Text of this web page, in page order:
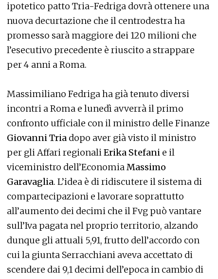
ipotetico patto Tria-Fedriga dovrà ottenere una
nuova decurtazione che il centrodestra ha
promesso sarà maggiore dei 120 milioni che
l’esecutivo precedente è riuscito a strappare
per 4 anni a Roma.
Massimiliano Fedriga ha già tenuto diversi
incontri a Roma e lunedì avverrà il primo
confronto ufficiale con il ministro delle Finanze
Giovanni Tria dopo aver già visto il ministro
per gli Affari regionaliErika Stefani e il
viceministro dell’EconomiaMassimo
Garavaglia. L’idea è di ridiscutere il sistema di
compartecipazioni e lavorare soprattutto
all’aumento dei decimi che il Fvg può vantare
sull’Iva pagata nel proprio territorio, alzando
dunque gli attuali 5,91, frutto dell’accordo con
cui la giunta Serracchiani aveva accettato di
scendere dai 9,1 decimi dell’epoca in cambio di